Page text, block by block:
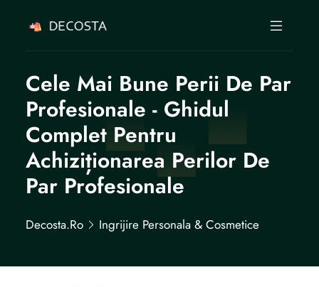
Cele Mai Bune Perii De Par
Profesionale - Ghidul
Complet Pentru
Achiziționarea Perilor De
Par Profesionale
Decosta.ro Ingrijire Personala & Cosmetice